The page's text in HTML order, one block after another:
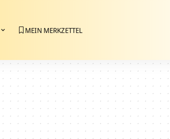
MEIN MERKZETTEL